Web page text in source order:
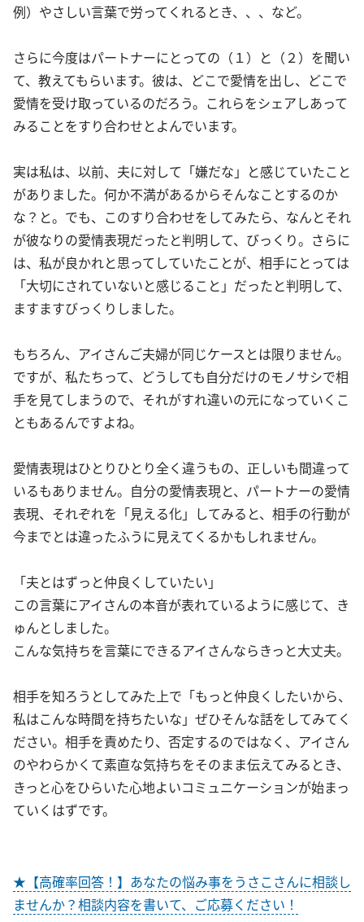
例）やさしい言葉で労ってくれるとき、、、など。
さらに今度はパートナーにとっての（１）と（２）を聞い
て、教えてもらいます。彼は、どこで愛情を出し、どこで
愛情を受け取っているのだろう。これらをシェアしあって
みることをすり合わせとよんでいます。
実は私は、以前、夫に対して「嫌だな」と感じていたこと
がありました。何か不満があるからそんなことするのか
な？と。でも、このすり合わせをしてみたら、なんとそれ
が彼なりの愛情表現だったと判明して、びっくり。さらに
は、私が良かれと思ってしていたことが、相手にとっては
「大切にされていないと感じること」だったと判明して、
ますますびっくりしました。
もちろん、アイさんご夫婦が同じケースとは限りません。
ですが、私たちって、どうしても自分だけのモノサシで相
手を見てしまうので、それがすれ違いの元になっていくこ
ともあるんですよね。
愛情表現はひとりひとり全く違うもの、正しいも間違って
いるもありません。自分の愛情表現と、パートナーの愛情
表現、それぞれを「見える化」してみると、相手の行動が
今までとは違ったふうに見えてくるかもしれません。
「夫とはずっと仲良くしていたい」
この言葉にアイさんの本音が表れているように感じて、き
ゅんとしました。
こんな気持ちを言葉にできるアイさんならきっと大丈夫。
相手を知ろうとしてみた上で「もっと仲良くしたいから、
私はこんな時間を持ちたいな」ぜひそんな話をしてみてく
ださい。相手を責めたり、否定するのではなく、アイさん
のやわらかくて素直な気持ちをそのまま伝えてみるとき、
きっと心をひらいた心地よいコミュニケーションが始まっ
ていくはずです。
★【高確率回答！】あなたの悩み事をうさこさんに相談し
ませんか？相談内容を書いて、ご応募ください！